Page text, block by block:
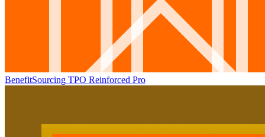
BenefitSourcing TPO Reinforced Pro